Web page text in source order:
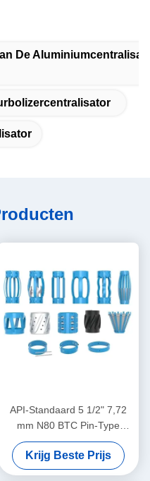
De
API-Standaard 5 1/2" 7,72
mm N80 BTC Pin-Type
Centralizer voor het
Beperken van de
Verplaatsing van Casing
Krijg Beste Prijs